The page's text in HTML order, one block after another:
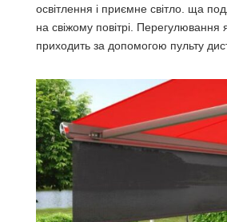
освітлення і приємне світло. ща
на свіжому повітрі. Перегулювання
приходить за допомогою пульту